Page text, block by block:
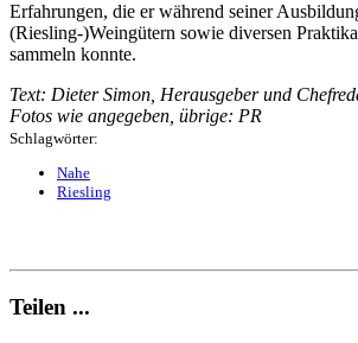
Erfahrungen, die er während seiner
(Riesling-)Weingütern sowie diversen
sammeln konnte.
Text: Dieter Simon, Herausgeber und
Fotos wie angegeben, übrige: PR
Schlagwörter:
Nahe
Riesling
Teilen ...